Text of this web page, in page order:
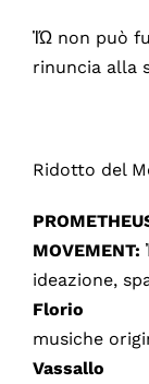
ἸΏ non può
rinuncia alla
Ridotto del
MOVEMENT:
ideazione,
Florio
musiche
Vassallo